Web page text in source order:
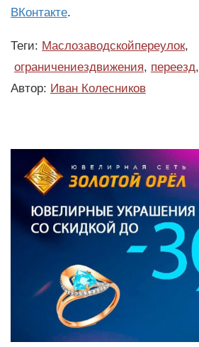
ВКонтакте.
Теги: Маслозаводскойпереулок,
ограничениездвижения, переезд,
Автор: Иван Колесников